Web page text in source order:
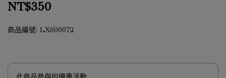
NT$350
商品編號: LX600072